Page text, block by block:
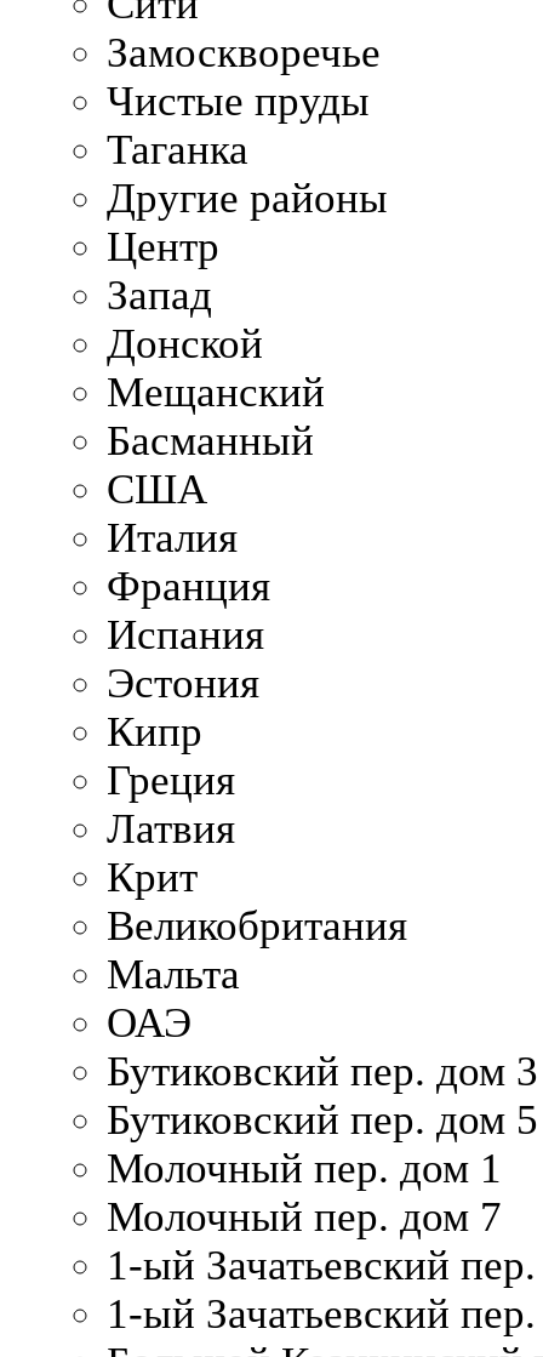
Замоскворечье
Чистые пруды
Таганка
Другие районы
Центр
Запад
Донской
Мещанский
Басманный
США
Италия
Франция
Испания
Эстония
Кипр
Греция
Латвия
Крит
Великобритания
Мальта
ОАЭ
Бутиковский пер. дом 3
Бутиковский пер. дом 5
Молочный пер. дом 1
Молочный пер. дом 7
1-ый Зачатьевский
1-ый Зачатьевский